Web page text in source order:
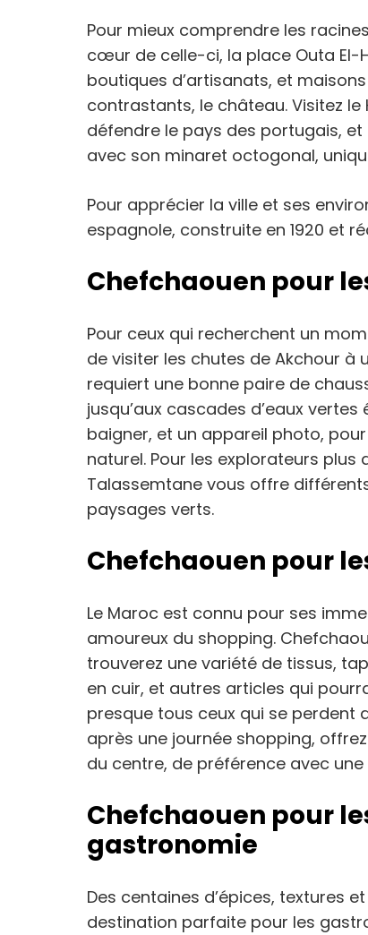
Pour mieux comprendre les
cœur de celle-ci, la place Outa El-
boutiques d’artisanats, et
contrastants, le château. Visitez
défendre le pays des portugais,
avec son minaret octogonal,
Pour apprécier la ville et ses
espagnole, construite en 1920 et
Chefchaouen pour
Pour ceux qui recherchent un
de visiter les chutes de Akchour à
requiert une bonne paire de
jusqu’aux cascades d’eaux
baigner, et un appareil photo,
naturel. Pour les explorateurs plus
Talassemtane vous offre
paysages verts.
Chefchaouen pour
Le Maroc est connu pour ses
amoureux du shopping.
trouverez une variété de tissus,
en cuir, et autres articles qui
presque tous ceux qui se perdent
après une journée shopping,
du centre, de préférence avec
Chefchaouen pour
gastronomie
Des centaines d’épices, textures
destination parfaite pour les